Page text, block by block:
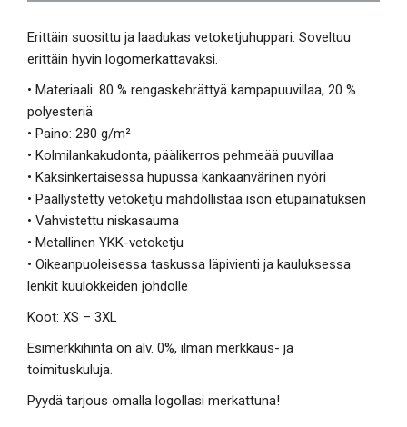
Erittäin suosittu ja laadukas vetoketjuhuppari. Soveltuu
erittäin hyvin logomerkattavaksi.
• Materiaali: 80 % rengaskehrättyä kampapuuvillaa, 20 %
polyesteriä
• Paino: 280 g/m²
• Kolmilankakudonta, päälikerros pehmeää puuvillaa
• Kaksinkertaisessa hupussa kankaanvärinen nyöri
• Päällystetty vetoketju mahdollistaa ison etupainatuksen
• Vahvistettu niskasauma
• Metallinen YKK-vetoketju
• Oikeanpuoleisessa taskussa läpivienti ja kauluksessa
lenkit kuulokkeiden johdolle
Koot: XS – 3XL
Esimerkkihinta on alv. 0%, ilman merkkaus- ja
toimituskuluja.
Pyydä tarjous omalla logollasi merkattuna!